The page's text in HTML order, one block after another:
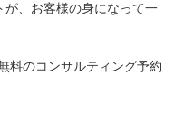
が、お客様の身になって一
料のコンサルティング予約